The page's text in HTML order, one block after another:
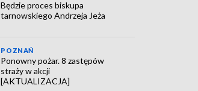
Będzie proces biskupa
tarnowskiego Andrzeja Jeża
POZNAŃ
Ponowny pożar. 8 zastępów
straży w akcji
[AKTUALIZACJA]